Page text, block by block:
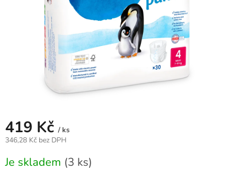
419 Kč / ks
346,28 Kč bez DPH
cena:
Je skladem (3 ks)